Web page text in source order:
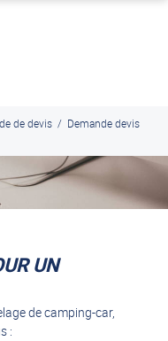
de devis / Demande devis
UN
de camping-car,
: